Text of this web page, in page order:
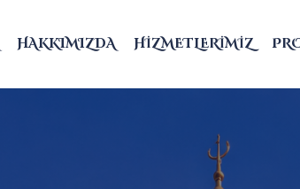
HAKKIMIZDA HIZMETLERIMIZ